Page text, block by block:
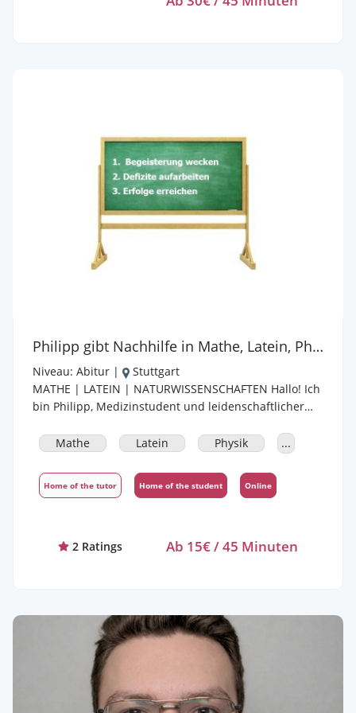
Fokus auf echtes Verständnis statt Auswendiglernen.
Ich bereite gezielt auf Klausuren vor und passe den
Unterricht individuell an dein Niveau an. Ein zentraler
Bestandteil meines Unterrichts sind strukturierte
Zusammenfassungen für jedes Kapitel, die wir
gemeinsam erarbeiten, bevor wir Aufgaben rechnen.
Dadurch wird der Stoff logisch aufgebaut und
deutlich leichter verständlich. Ablauf: Zuerst
analysieren wir deine Schwierigkeiten und Ziele.
Philipp gibt Nachhilfe in Mathe, Latein, Physik, Chemie
Niveau: Abitur |
Stuttgart
MATHE | LATEIN | NATURWISSENSCHAFTEN Hallo! Ich
bin Philipp, Medizinstudent und leidenschaftlicher
ich Schüler dabei, ihre Ziele zu erreichen – von
gezielten Vorbereitung auf die Mittlere Reife und das
Abitur. Mein Ansatz: Individuell & Zielorientiert - Ich
orientiert sich am IQB-Standard und dem
dem aktuellen Schulstoff, um langfristigen Erfolg zu
sichern. - Durch die Simulation von
Übungsklassenarbeiten zum Selbstbearbeiten
gewöhnen wir uns an Stresssituationen und stellen
sicher, dass der Tag der Prüfung mit weniger
Herzfrequenzerhöhung verbunden ist. Ich bin
Mathe Latein Physik ...
Home of the tutor Home of the student Online
2 Ratings Ab 15€ / 45 Minuten